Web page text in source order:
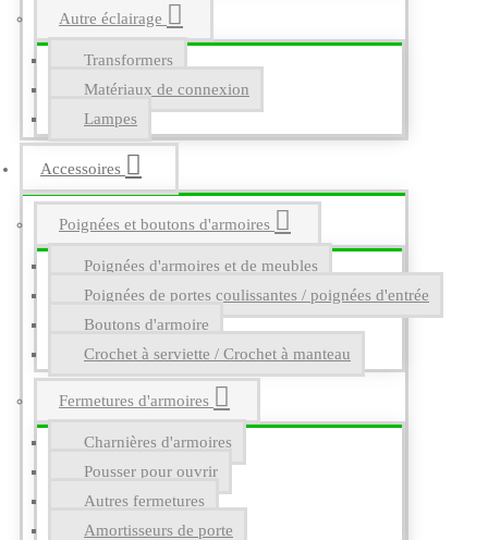
Autre éclairage
Transformers
Matériaux de connexion
Lampes
Accessoires
Poignées et boutons d'armoires
Poignées d'armoires et de meubles
Poignées de portes coulissantes / poignées d'entrée
Boutons d'armoire
Crochet à serviette / Crochet à manteau
Fermetures d'armoires
Charnières d'armoires
Pousser pour ouvrir
Autres fermetures
Amortisseurs de porte